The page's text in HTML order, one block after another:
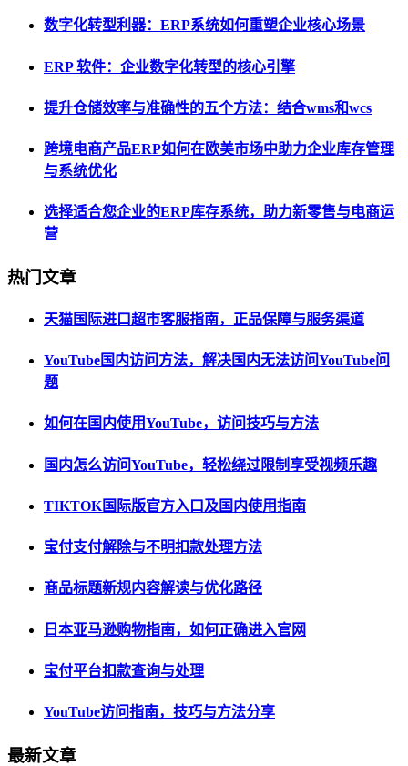
数字化转型利器：ERP系统如何重塑企业核心场景
ERP 软件：企业数字化转型的核心引擎
提升仓储效率与准确性的五个方法：结合wms和wcs
跨境电商产品ERP如何在欧美市场中助力企业库存管理
与系统优化
选择适合您企业的ERP库存系统，助力新零售与电商运
营
热门文章
天猫国际进口超市客服指南，正品保障与服务渠道
YouTube国内访问方法，解决国内无法访问YouTube问
题
如何在国内使用YouTube，访问技巧与方法
国内怎么访问YouTube，轻松绕过限制享受视频乐趣
TIKTOK国际版官方入口及国内使用指南
宝付支付解除与不明扣款处理方法
商品标题新规内容解读与优化路径
日本亚马逊购物指南，如何正确进入官网
宝付平台扣款查询与处理
YouTube访问指南，技巧与方法分享
最新文章